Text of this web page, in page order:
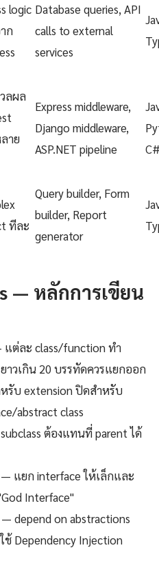
logic
ก
Database queries, API
calls to external
services
ลผล
าย
Express middleware,
Django middleware,
ASP.NET pipeline
ทีละ
Query builder, Form
builder, Report
generator
— หลักการเขียน
แต่ละ class/function ทำ
าวเกิน 20 บรรทัดควรแยกออก
รับ extension ปิดสำหรับ
abstract class
ต้องแทนที่ parent ได้
แยก interface ให้เล็กและ
Interface"
depend on abstractions
ช้ Dependency Injection